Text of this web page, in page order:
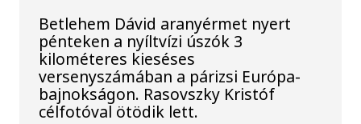
Betlehem Dávid aranyérmet nyert
pénteken a nyíltvízi úszók 3
kilométeres kieséses
versenyszámában a párizsi Európa-
bajnokságon. Rasovszky Kristóf
célfotóval ötödik lett.